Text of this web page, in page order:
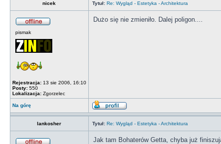
nicek Tytuł: Re: Wygląd - Estetyka - Architektura
pismak
Rejestracja: 13 sie 2006, 16:10
Posty: 550
Lokalizacja: Zgorzelec
Dużo się nie zmieniło. Dalej poligon....
Na górę
lankosher Tytuł: Re: Wygląd - Estetyka - Architektura
Jak tam Bohaterów Getta, chyba już